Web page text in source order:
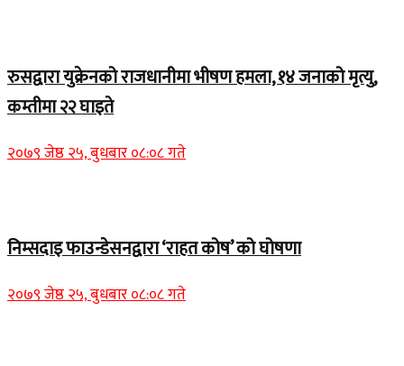
रुसद्वारा युक्रेनको राजधानीमा भीषण हमला, १४ जनाको मृत्यु,
कम्तीमा २२ घाइते
२०७९ जेष्ठ २५, बुधबार ०८:०८ गते
निम्सदाइ फाउन्डेसनद्वारा ‘राहत कोष’ को घोषणा
२०७९ जेष्ठ २५, बुधबार ०८:०८ गते